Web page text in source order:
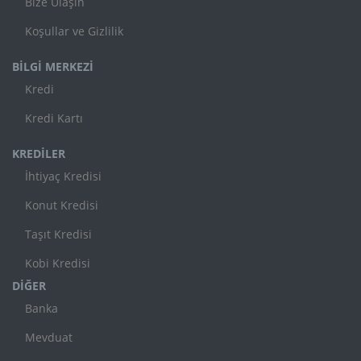
Koşullar ve Gizlilik
BİLGİ MERKEZİ
Kredi
Kredi Kartı
KREDİLER
İhtiyaç Kredisi
Konut Kredisi
Taşıt Kredisi
Kobi Kredisi
DİĞER
Banka
Mevduat